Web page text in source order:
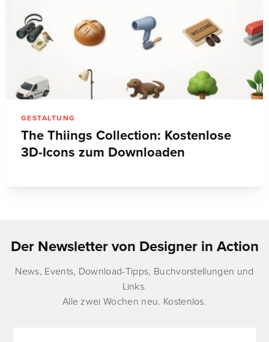
GESTALTUNG
The Thiings Collection: Kostenlose
3D-Icons zum Downloaden
Der Newsletter von Designer in Action
News, Events, Download-Tipps, Buchvorstellungen und
Links.
Alle zwei Wochen neu. Kostenlos.